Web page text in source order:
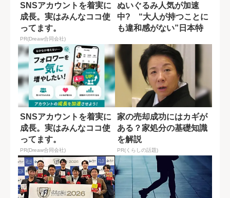
SNSアカウントを着実に
成長。実はみんなココ使
ってます。
PR(Dreaw合同会社)
ぬいぐるみ人気が加速
中? “大人が持つことに
も違和感がない”日本特
SNSアカウントを着実に
成長。実はみんなココ使
ってます。
PR(Dreaw合同会社)
家の売却成功にはカギが
ある？家処分の基礎知識
を解説
PR(くらしの話題)